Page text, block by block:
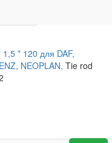
1,5 * 120 для DAF,
NEOPLAN, Tie rod